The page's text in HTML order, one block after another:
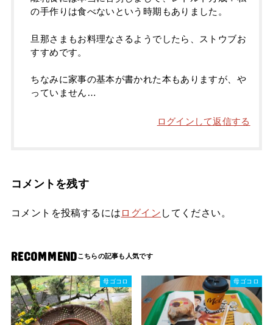
の手作りは食べないという時期もありました。
旦那さまもお料理なさるようでしたら、ストウブお
すすめです。
ちなみに家事の基本が書かれた本もありますが、や
っていません…
ログインして返信する
コメントを残す
コメントを投稿するには ログイン してください。
RECOMMEND
母ゴコロ 母ゴコロ